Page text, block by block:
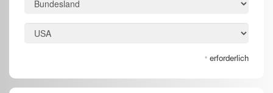
* erforderlich